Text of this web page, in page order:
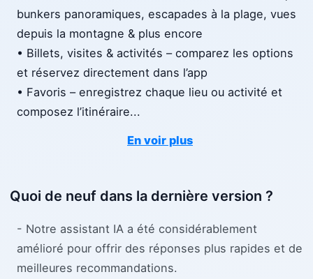
bunkers panoramiques, escapades à la plage, vues
depuis la montagne & plus encore
• Billets, visites & activités – comparez les options
et réservez directement dans l’app
• Favoris – enregistrez chaque lieu ou activité et
composez l’itinéraire...
En voir plus
Quoi de neuf dans la dernière version ?
- Notre assistant IA a été considérablement
amélioré pour offrir des réponses plus rapides et de
meilleures recommandations.